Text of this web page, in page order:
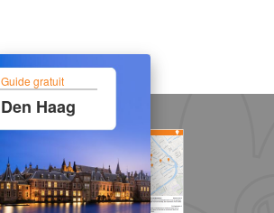
Guide gratuit
Den Haag